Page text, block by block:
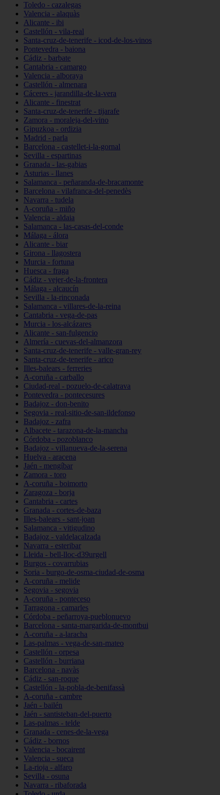
Toledo - cazalegas
Valencia - alaquàs
Alicante - ibi
Castellón - vila-real
Santa-cruz-de-tenerife - icod-de-los-vinos
Pontevedra - baiona
Cádiz - barbate
Cantabria - camargo
Valencia - alboraya
Castellón - almenara
Cáceres - jarandilla-de-la-vera
Alicante - finestrat
Santa-cruz-de-tenerife - tijarafe
Zamora - moraleja-del-vino
Gipuzkoa - ordizia
Madrid - parla
Barcelona - castellet-i-la-gornal
Sevilla - espartinas
Granada - las-gabias
Asturias - llanes
Salamanca - peñaranda-de-bracamonte
Barcelona - vilafranca-del-penedès
Navarra - tudela
A-coruña - miño
Valencia - aldaia
Salamanca - las-casas-del-conde
Málaga - álora
Alicante - biar
Girona - llagostera
Murcia - fortuna
Huesca - fraga
Cádiz - vejer-de-la-frontera
Málaga - alcaucín
Sevilla - la-rinconada
Salamanca - villares-de-la-reina
Cantabria - vega-de-pas
Murcia - los-alcázares
Alicante - san-fulgencio
Almería - cuevas-del-almanzora
Santa-cruz-de-tenerife - valle-gran-rey
Santa-cruz-de-tenerife - arico
Illes-balears - ferreries
A-coruña - carballo
Ciudad-real - pozuelo-de-calatrava
Pontevedra - pontecesures
Badajoz - don-benito
Segovia - real-sitio-de-san-ildefonso
Badajoz - zafra
Albacete - tarazona-de-la-mancha
Córdoba - pozoblanco
Badajoz - villanueva-de-la-serena
Huelva - aracena
Jaén - mengíbar
Zamora - toro
A-coruña - boimorto
Zaragoza - borja
Cantabria - cartes
Granada - cortes-de-baza
Illes-balears - sant-joan
Salamanca - vitigudino
Badajoz - valdelacalzada
Navarra - esteribar
Lleida - bell-lloc-d39urgell
Burgos - covarrubias
Soria - burgo-de-osma-ciudad-de-osma
A-coruña - melide
Segovia - segovia
A-coruña - ponteceso
Tarragona - camarles
Córdoba - peñarroya-pueblonuevo
Barcelona - santa-margarida-de-montbui
A-coruña - a-laracha
Las-palmas - vega-de-san-mateo
Castellón - orpesa
Castellón - burriana
Barcelona - navàs
Cádiz - san-roque
Castellón - la-pobla-de-benifassà
A-coruña - cambre
Jaén - bailén
Jaén - santisteban-del-puerto
Las-palmas - telde
Granada - cenes-de-la-vega
Cádiz - bornos
Valencia - bocairent
Valencia - sueca
La-rioja - alfaro
Sevilla - osuna
Navarra - ribaforada